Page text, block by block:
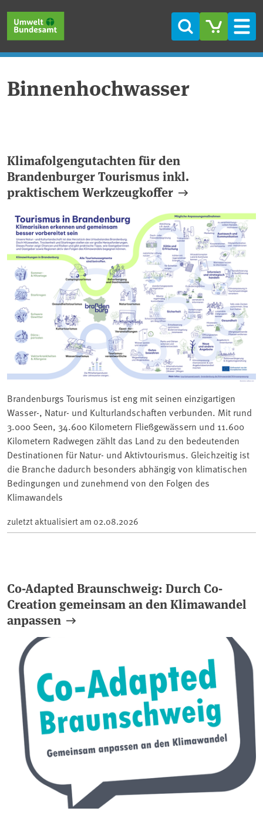
Suche
Binnenhochwasser
Klimafolgengutachten für den
Brandenburger Tourismus inkl.
praktischem Werkzeugkoffer
Brandenburgs Tourismus ist eng mit seinen einzigartigen
Wasser-, Natur- und Kulturlandschaften verbunden. Mit rund
3.000 Seen, 34.600 Kilometern Fließgewässern und 11.600
Kilometern Radwegen zählt das Land zu den bedeutenden
Destinationen für Natur- und Aktivtourismus. Gleichzeitig ist
die Branche dadurch besonders abhängig von klimatischen
Bedingungen und zunehmend von den Folgen des
Klimawandels
zuletzt aktualisiert am 02.08.2026
Co-Adapted Braunschweig: Durch Co-
Creation gemeinsam an den Klimawandel
anpassen